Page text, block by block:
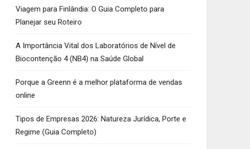
Viagem para Finlândia: O Guia Completo para
Planejar seu Roteiro
A Importância Vital dos Laboratórios de Nível de
Biocontenção 4 (NB4) na Saúde Global
Porque a Greenn é a melhor plataforma de vendas
online
Tipos de Empresas 2026: Natureza Jurídica, Porte e
Regime (Guia Completo)